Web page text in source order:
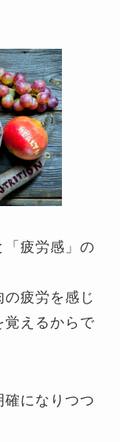
「疲労感」の
の疲労を感じ
覚えるからで
確になりつつ